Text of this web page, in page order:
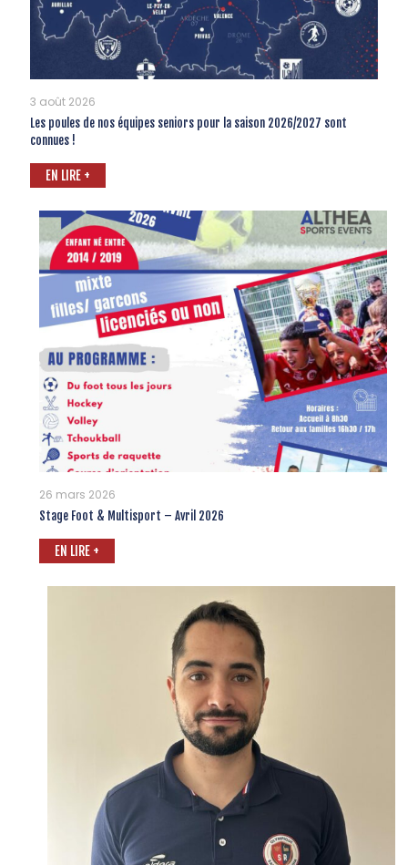
3 août 2026
Les poules de nos équipes seniors pour la saison 2026/2027 sont
connues !
EN LIRE +
26 mars 2026
Stage Foot & Multisport – Avril 2026
EN LIRE +